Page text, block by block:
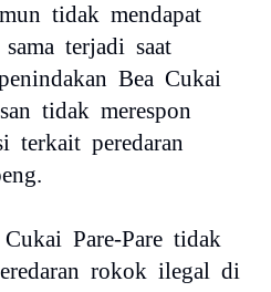
tidak mendapat
terjadi saat
Bea Cukai
tidak merespon
terkait peredaran
Pare-Pare tidak
rokok ilegal di